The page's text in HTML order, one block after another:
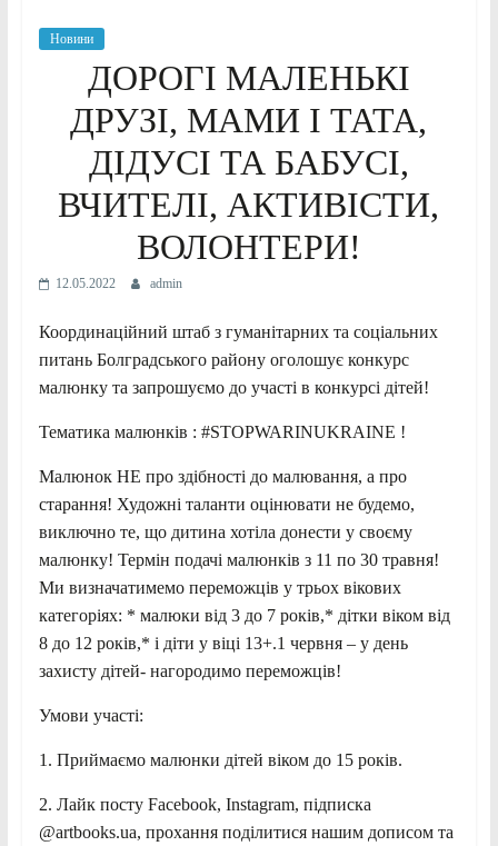
Новини
ДОРОГІ МАЛЕНЬКІ
ДРУЗІ, МАМИ І ТАТА,
ДІДУСІ ТА БАБУСІ,
ВЧИТЕЛІ, АКТИВІСТИ,
ВОЛОНТЕРИ!
12.05.2022 admin
Координаційний штаб з гуманітарних та соціальних
питань Болградського району оголошує конкурс
малюнку та запрошуємо до участі в конкурсі дітей!
Тематика малюнків : #STOPWARINUKRAINE !
Малюнок НЕ про здібності до малювання, а про
старання! Художні таланти оцінювати не будемо,
виключно те, що дитина хотіла донести у своєму
малюнку! Термін подачі малюнків з 11 по 30 травня!
Ми визначатимемо переможців у трьох вікових
категоріях: * малюки від 3 до 7 років,* дітки віком від
8 до 12 років,* і діти у віці 13+.1 червня – у день
захисту дітей- нагородимо переможців!
Умови участі:
1. Приймаємо малюнки дітей віком до 15 років.
2. Лайк посту Facebook, Instagram, підписка
@artbooks.ua, прохання поділитися нашим дописом та